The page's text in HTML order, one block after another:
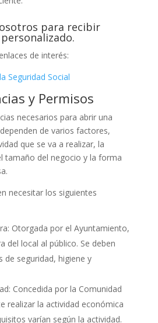
para recibir
de interés:
Seguridad Social
y Permisos
necesarios para abrir una
de varios factores,
que se va a realizar, la
tamaño del negocio y la forma
necesitar los siguientes
Otorgada por el Ayuntamiento,
del local al público. Se deben
de seguridad, higiene y
Concedida por la Comunidad
realizar la actividad económica
varían según la actividad.